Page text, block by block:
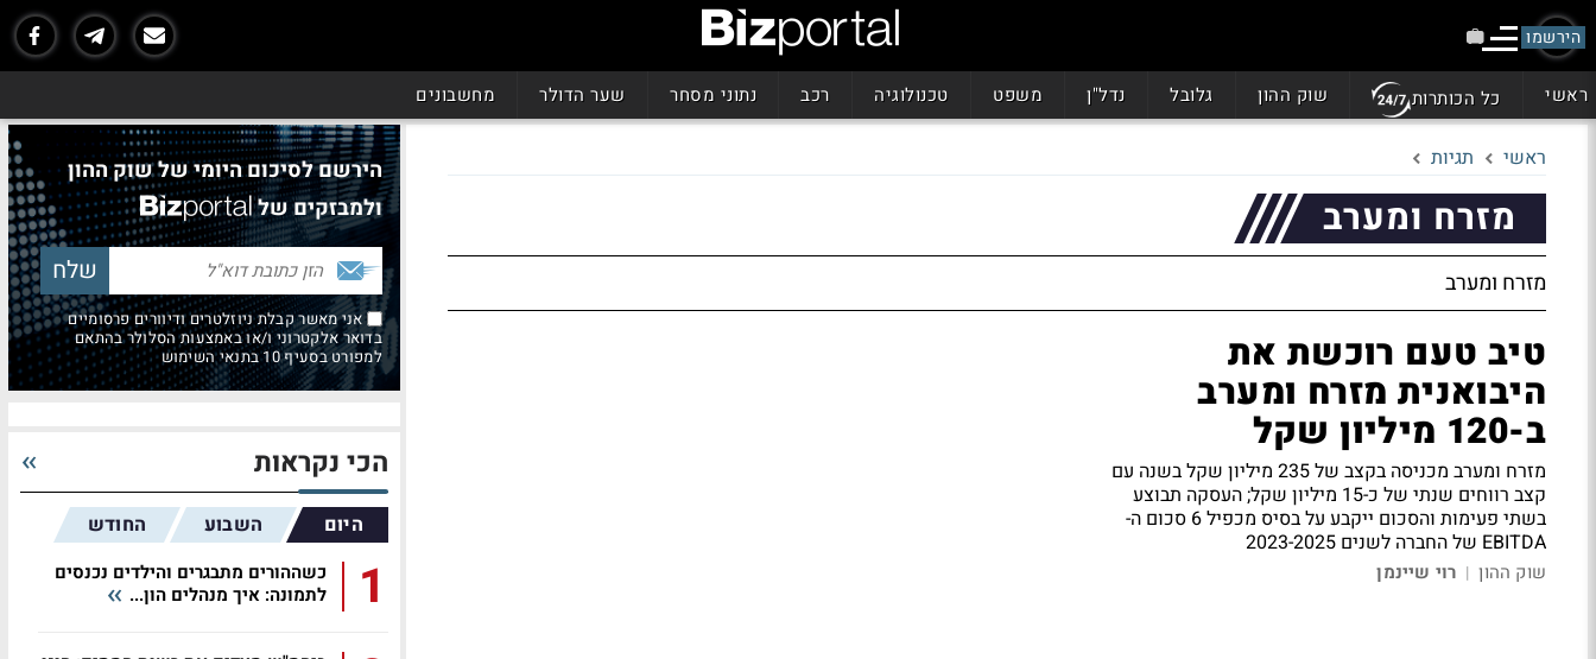
הירשמו
ראשי כל הכותרות שוק ההון גלובל נדל"ן משפט טכנולוגיה רכב נתוני מסחר שער הדולר מחשבונים
ראשי תגיות
מזרח ומערב
מזרח ומערב
טיב טעם רוכשת את
היבואנית מזרח ומערב
ב-120 מיליון שקל
מזרח ומערב מכניסה בקצב של 235 מיליון שקל בשנה עם
קצב רווחים שנתי של כ-15 מיליון שקל; העסקה תבוצע
בשתי פעימות והסכום ייקבע על בסיס מכפיל 6 סכום ה-
EBITDA של החברה לשנים 2023-2025
שוק ההון | רוי שיינמן
הירשם לסיכום היומי של שוק ההון
ולמבזקים של
אני מאשר קבלת ניוזלטרים ודיוורים פרסומיים
בדואר אלקטרוני ו/או באמצעות הסלולר בהתאם
למפורט בסעיף 10 בתנאי השימוש
הכי נקראות
היום השבוע החודש
1
כשההורים מתבגרים והילדים נכנסים
לתמונה: איך מנהלים הון...